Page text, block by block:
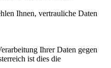
Ihnen, vertrauliche Daten
Ihrer Daten gegen
ist dies die